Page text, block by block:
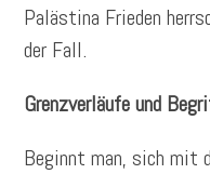
Palästina Frieden
der Fall.
Grenzverläufe und
Beginnt man, sich mit